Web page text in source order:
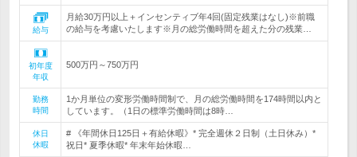
給与
月給30万円以上＋インセンティブ年4回(固定残業はなし)※前職
の給与を考慮いたします※月の総労働時間を超えた分の残業…
初年度
年収
500万円～750万円
勤務
時間
1か月単位の変形労働時間制で、月の総労働時間を174時間以内と
しています。（1日の標準労働時間は8時…
休日
休暇
# 《年間休日125日＋有給休暇》* 完全週休２日制（土日休み）*
祝日* 夏季休暇* 年末年始休暇…